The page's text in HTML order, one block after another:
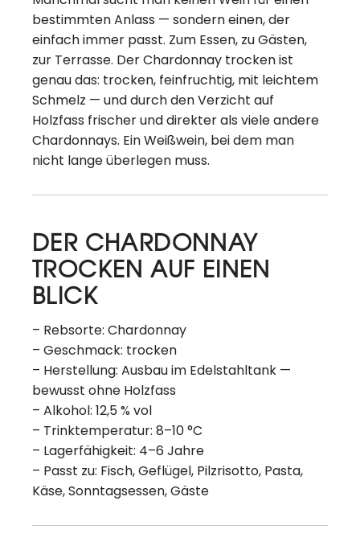
bestimmten Anlass — sondern einen, der
einfach immer passt. Zum Essen, zu Gästen,
zur Terrasse. Der Chardonnay trocken ist
genau das: trocken, feinfruchtig, mit leichtem
Schmelz — und durch den Verzicht auf
Holzfass frischer und direkter als viele andere
Chardonnays. Ein Weißwein, bei dem man
nicht lange überlegen muss.
DER CHARDONNAY
TROCKEN AUF EINEN
BLICK
– Rebsorte: Chardonnay
– Geschmack: trocken
– Herstellung: Ausbau im Edelstahltank —
bewusst ohne Holzfass
– Alkohol: 12,5 % vol
– Trinktemperatur: 8–10 °C
– Lagerfähigkeit: 4–6 Jahre
– Passt zu: Fisch, Geflügel, Pilzrisotto, Pasta,
Käse, Sonntagsessen, Gäste